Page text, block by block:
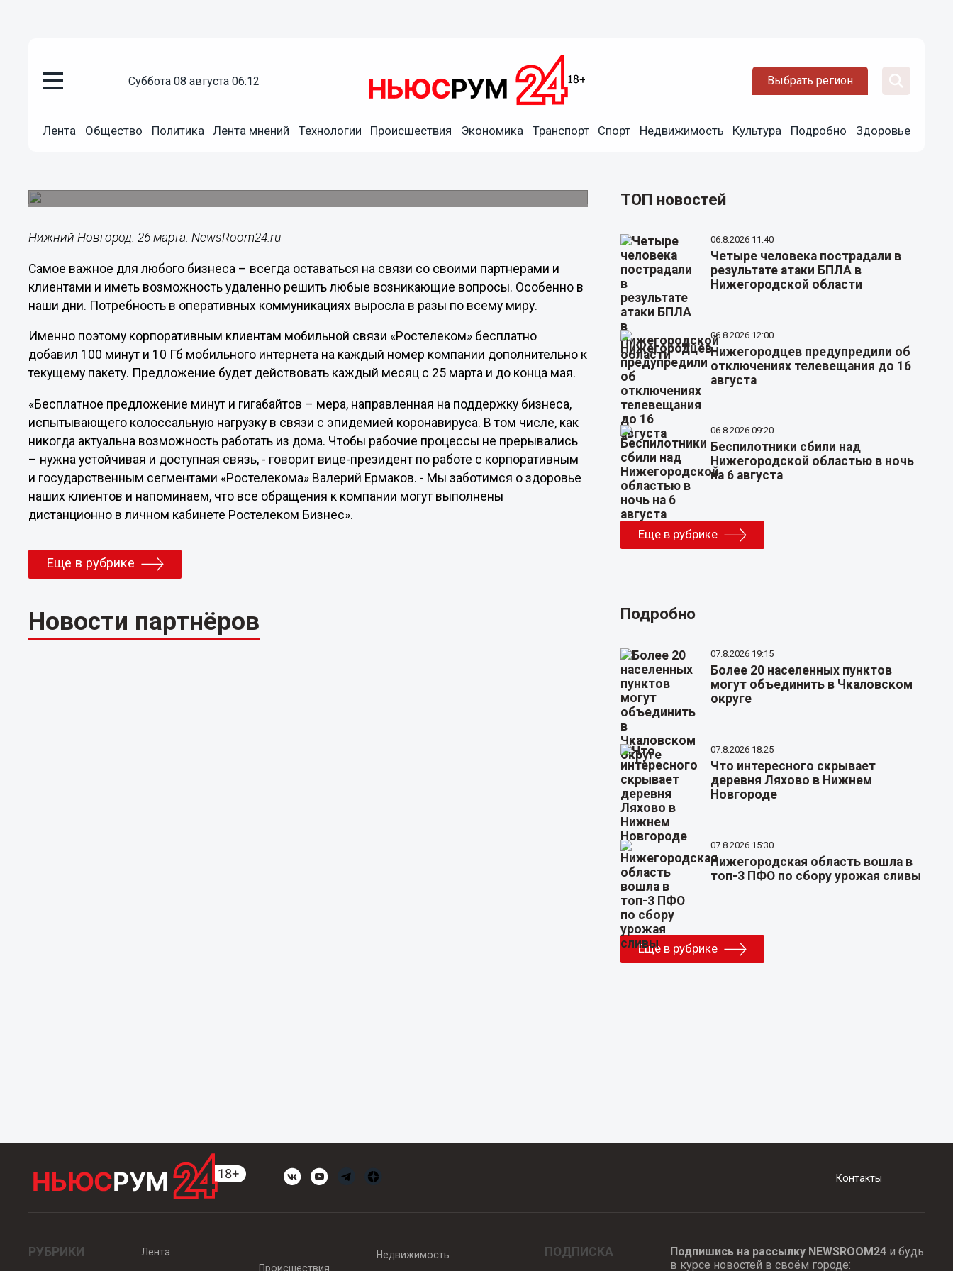
суббота 08 августа 06:12 Выбрать регион
Лента Общество Политика Лента мнений Технологии Происшествия Экономика Транспорт Спорт Недвижимость Культура Подробно Здоровье
«Ростелеком» бесплатно добавляет корпоративным
Нижний Новгород. 26 марта. NewsRoom24.ru -
Самое важное для любого бизнеса – всегда оставаться на связи со своими партнерами и
клиентами и иметь возможность удаленно решить любые возникающие вопросы. Особенно в
наши дни. Потребность в оперативных коммуникациях выросла в разы по всему миру.
Именно поэтому корпоративным клиентам мобильной связи «Ростелеком» бесплатно
добавил 100 минут и 10 Гб мобильного интернета на каждый номер компании дополнительно к
текущему пакету. Предложение будет действовать каждый месяц с 25 марта и до конца мая.
«Бесплатное предложение минут и гигабайтов – мера, направленная на поддержку бизнеса,
испытывающего колоссальную нагрузку в связи с эпидемией коронавируса. В том числе, как
никогда актуальна возможность работать из дома. Чтобы рабочие процессы не прерывались
– нужна устойчивая и доступная связь, - говорит вице-президент по работе с корпоративным
и государственным сегментами «Ростелекома» Валерий Ермаков. - Мы заботимся о здоровье
наших клиентов и напоминаем, что все обращения к компании могут выполнены
дистанционно в личном кабинете Ростелеком Бизнес».
Еще в рубрике
Новости партнёров
ТОП новостей
06.8.2026 11:40
Четыре человека пострадали в
результате атаки БПЛА в
Нижегородской области
06.8.2026 12:00
Нижегородцев предупредили об
отключениях телевещания до 16
августа
06.8.2026 09:20
Беспилотники сбили над
Нижегородской областью в ночь
на 6 августа
Еще в рубрике
Подробно
07.8.2026 19:15
Более 20 населенных пунктов
могут объединить в Чкаловском
округе
07.8.2026 18:25
Что интересного скрывает
деревня Ляхово в Нижнем
Новгороде
07.8.2026 15:30
Нижегородская область вошла в
топ-3 ПФО по сбору урожая сливы
Еще в рубрике
Контакты
РУБРИКИ
Лента
Происшествия
Недвижимость ПОДПИСКА Подпишись на рассылку NEWSROOM24и будь
в курсе новостей в своём городе: